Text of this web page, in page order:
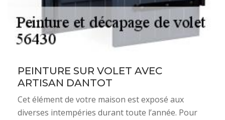
PEINTURE SUR VOLET AVEC
ARTISAN DANTOT
Cet élément de votre maison est exposé aux
diverses intempéries durant toute l’année. Pour